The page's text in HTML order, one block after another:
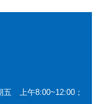
五 上午8:00~12:00；